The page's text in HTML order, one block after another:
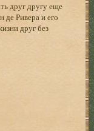
друг другу еще
де Ривера и его
друг без